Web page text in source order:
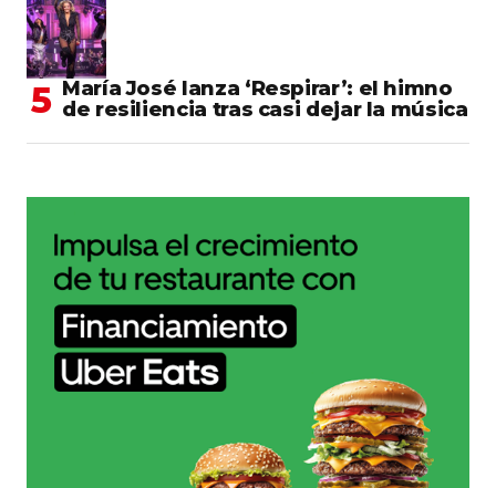
María José lanza ‘Respirar’: el himno
de resiliencia tras casi dejar la música